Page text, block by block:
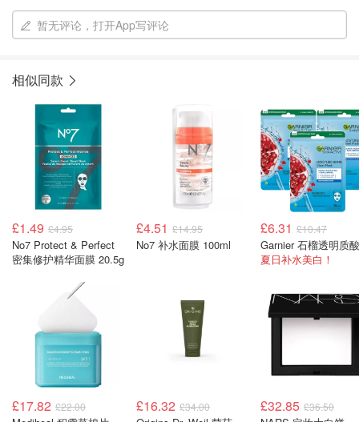
暂无评论，打开App写评论
相似同款
£1.49 £4.95
No7 Protect & Perfect
密集修护精华面膜 20.5g
£4.51 £14.95
No7 补水面膜 100ml
£6.31 £10.47
夏日补水美白！
£17.82 £22.00 £16.32 £34.00 £32.85 £36.50